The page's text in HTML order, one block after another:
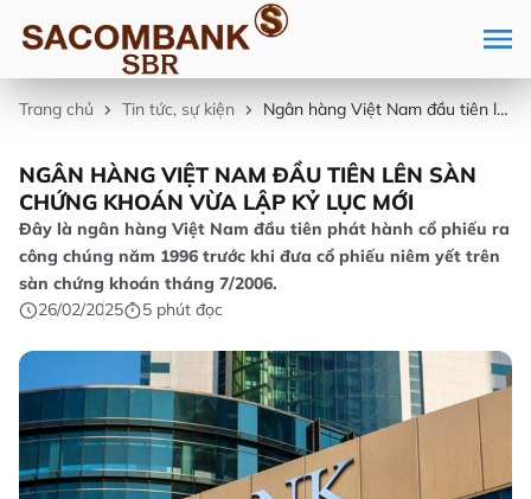
Trang chủ Tin tức, sự kiện Ngân hàng Việt Nam đầu tiên lên sàn chứng khoán vừa lập kỷ lục mới
NGÂN HÀNG VIỆT NAM ĐẦU TIÊN LÊN SÀN
CHỨNG KHOÁN VỪA LẬP KỶ LỤC MỚI
Đây là ngân hàng Việt Nam đầu tiên phát hành cổ phiếu ra
công chúng năm 1996 trước khi đưa cổ phiếu niêm yết trên
sàn chứng khoán tháng 7/2006.
26/02/2025
5 phút đọc